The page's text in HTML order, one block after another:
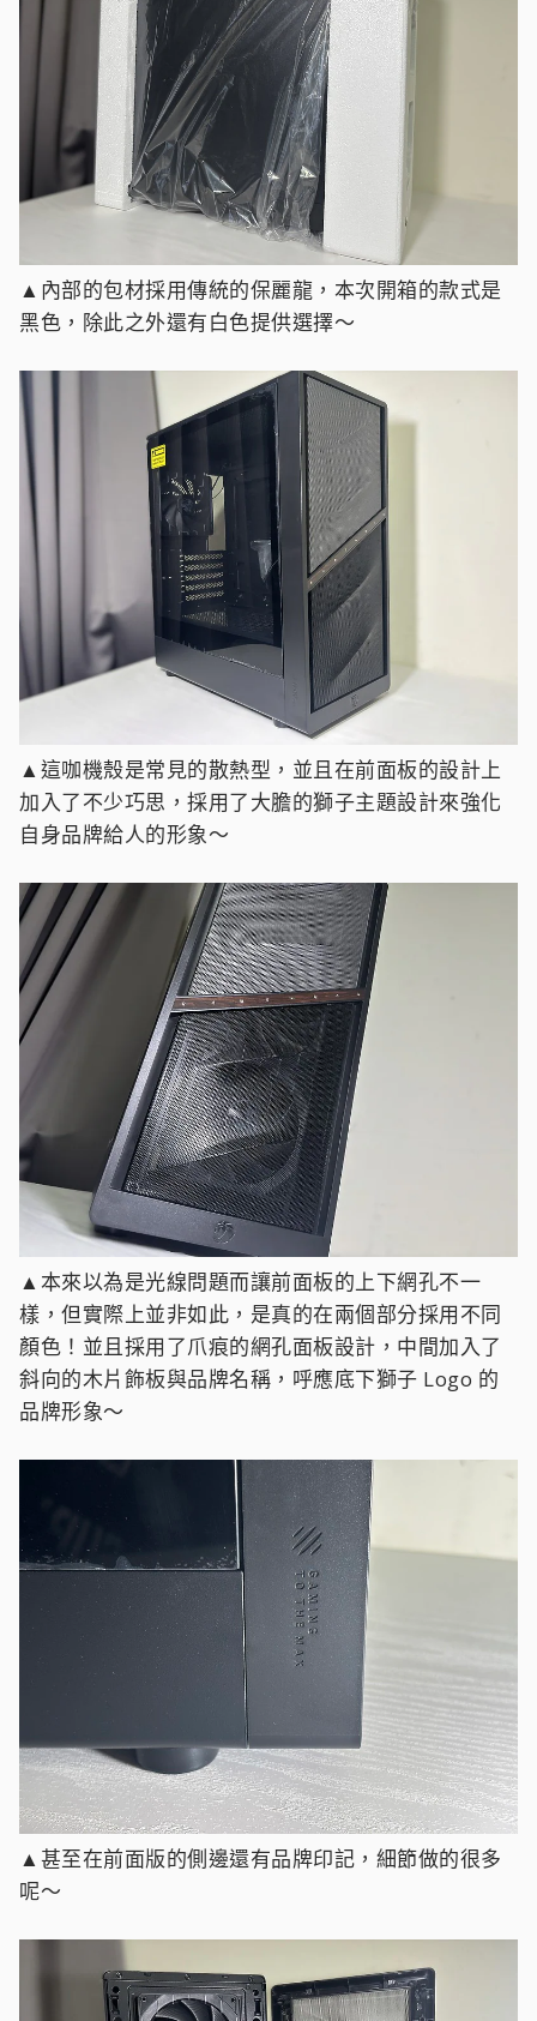
▲內部的包材採用傳統的保麗龍，本次開箱的款式是
黑色，除此之外還有白色提供選擇～
▲這咖機殼是常見的散熱型，並且在前面板的設計上
加入了不少巧思，採用了大膽的獅子主題設計來強化
自身品牌給人的形象～
▲本來以為是光線問題而讓前面板的上下網孔不一
樣，但實際上並非如此，是真的在兩個部分採用不同
顏色！並且採用了爪痕的網孔面板設計，中間加入了
斜向的木片飾板與品牌名稱，呼應底下獅子 Logo 的
品牌形象～
▲甚至在前面版的側邊還有品牌印記，細節做的很多
呢～